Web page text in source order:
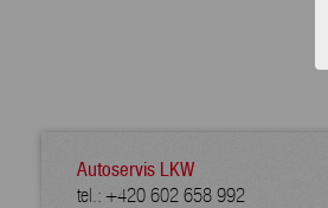
Autoservis LKW
tel.: +420 602 658 992